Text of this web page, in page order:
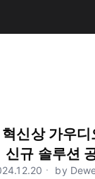
혁신상 가우
신규 솔루션
ㆍ by